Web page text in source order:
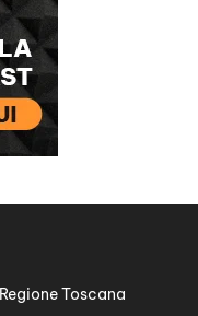
Regione Toscana